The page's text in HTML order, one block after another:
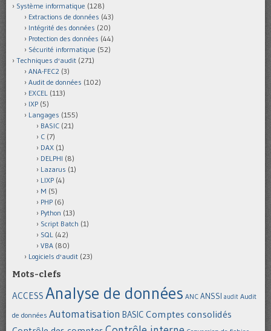
Système informatique (128)
Extractions de données (43)
Intégrité des données (20)
Protection des données (44)
Sécurité informatique (52)
Techniques d'audit (271)
ANA-FEC2 (3)
Audit de données (102)
EXCEL (113)
IXP (5)
Langages (155)
BASIC (21)
C (7)
DAX (1)
DELPHI (8)
Lazarus (1)
LIXP (4)
M (5)
PHP (6)
Python (13)
Script Batch (1)
SQL (42)
VBA (80)
Logiciels d'audit (23)
Mots-clefs
ACCESS Analyse de données ANC ANSSI audit Audit
de données Automatisation BASIC Comptes consolidés